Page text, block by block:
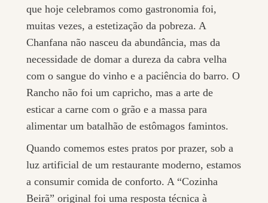
que hoje celebramos como gastronomia foi,
muitas vezes, a estetização da pobreza. A
Chanfana não nasceu da abundância, mas da
necessidade de domar a dureza da cabra velha
com o sangue do vinho e a paciência do barro. O
Rancho não foi um capricho, mas a arte de
esticar a carne com o grão e a massa para
alimentar um batalhão de estômagos famintos.
Quando comemos estes pratos por prazer, sob a
luz artificial de um restaurante moderno, estamos
a consumir comida de conforto. A “Cozinha
Beirã” original foi uma resposta técnica à